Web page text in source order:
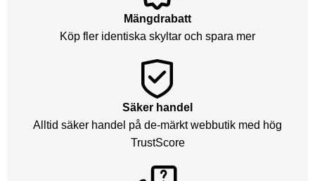
Mängdrabatt
Köp fler identiska skyltar och spara mer
Säker handel
Alltid säker handel på de-märkt webbutik med hög
TrustScore